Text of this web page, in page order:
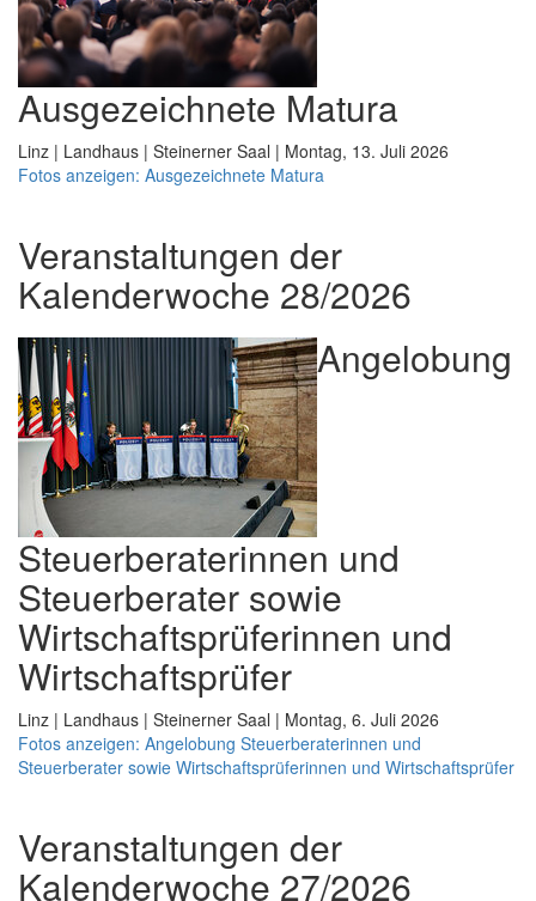
Ausgezeichnete Matura
Linz | Landhaus | Steinerner Saal | Montag, 13. Juli 2026
Fotos anzeigen: Ausgezeichnete Matura
Veranstaltungen der
Kalenderwoche 28/2026
Angelobung
Steuerberaterinnen und
Steuerberater sowie
Wirtschaftsprüferinnen und
Wirtschaftsprüfer
Linz | Landhaus | Steinerner Saal | Montag, 6. Juli 2026
Fotos anzeigen: Angelobung Steuerberaterinnen und
Steuerberater sowie Wirtschaftsprüferinnen und Wirtschaftsprüfer
Veranstaltungen der
Kalenderwoche 27/2026